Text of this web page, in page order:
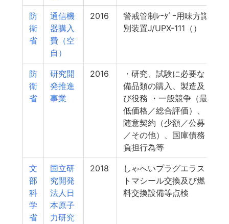
防
衛
省
通信機
器購入
費（空
自）
2016
警戒管制ﾚｰﾀﾞｰ用味方識
別装置J/UPX-111（）
防
衛
省
研究開
発推進
事業
2016
・研究、試験に必要な
備品類の購入、製造及
び役務 ・一般競争（最
低価格／総合評価）、
随意契約（少額／公募
／その他）、国庫債務
負担行為等
文
部
科
学
省
国立研
究開発
法人日
本原子
力研究
2018
しゃへいプラグエラス
トマシール交換及び燃
料交換設備等点検